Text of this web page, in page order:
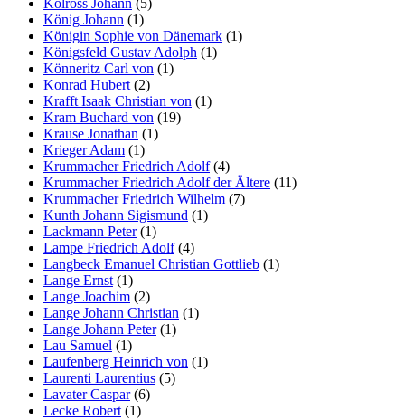
Kolross Johann (5)
König Johann (1)
Königin Sophie von Dänemark (1)
Königsfeld Gustav Adolph (1)
Könneritz Carl von (1)
Konrad Hubert (2)
Krafft Isaak Christian von (1)
Kram Buchard von (19)
Krause Jonathan (1)
Krieger Adam (1)
Krummacher Friedrich Adolf(4)
Krummacher Friedrich Adolf der Ältere (11)
Krummacher Friedrich Wilhelm (7)
Kunth Johann Sigismund (1)
Lackmann Peter(1)
Lampe Friedrich Adolf(4)
Langbeck Emanuel Christian Gottlieb (1)
Lange Ernst (1)
Lange Joachim (2)
Lange Johann Christian (1)
Lange Johann Peter(1)
Lau Samuel (1)
Laufenberg Heinrich von (1)
Laurenti Laurentius (5)
Lavater Caspar(6)
Lecke Robert (1)